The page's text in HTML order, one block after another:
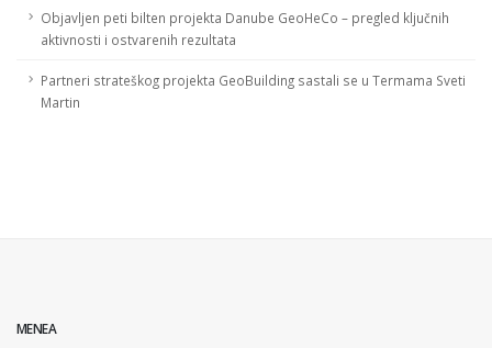
Objavljen peti bilten projekta Danube GeoHeCo – pregled ključnih
aktivnosti i ostvarenih rezultata
Partneri strateškog projekta GeoBuilding sastali se u Termama Sveti
Martin
MENEA